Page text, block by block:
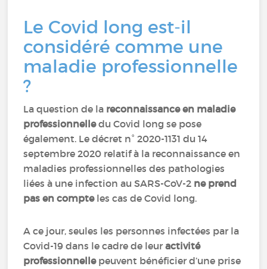
Le Covid long est-il
considéré comme une
maladie professionnelle
?
La question de la reconnaissance en maladie
professionnelledu Covid long se pose
également. Le décret n° 2020-1131 du 14
septembre 2020 relatif à la reconnaissance en
maladies professionnelles des pathologies
liées à une infection au SARS-CoV-2 ne prend
pas en compteles cas de Covid long.
A ce jour, seules les personnes infectées par la
Covid-19 dans le cadre de leuractivité
professionnellepeuvent bénéficier d’une prise